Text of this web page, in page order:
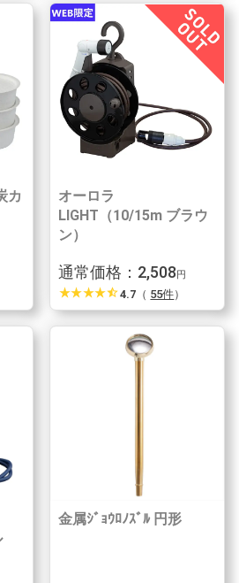
カ
オーロラ
LIGHT（10/15m ブラウ
ン）
通常価格：2,508円
star_ratestar_ratestar_ratestar_ratestar_half 4.7 （ 55件）
金属ｼﾞｮｳﾛﾉｽﾞﾙ 円形